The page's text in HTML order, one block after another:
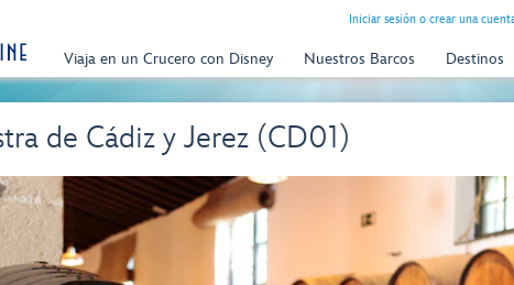
Iniciar sesión o crear una
Viaja en un Crucero con Disney Nuestros Barcos Destinos
de Cádiz y Jerez (CD01)